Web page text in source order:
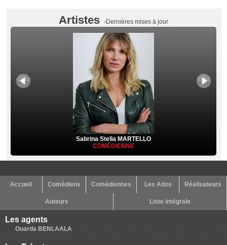
Artistes -Dernières mises à jour
Sabrina Stella MARTELLO
COMÉDIENNE
Accueil Comédiens Comédiennes Les Ados Réalisateurs
Auteurs Liste intégrale
Les agents
Ouarda BENLAALA